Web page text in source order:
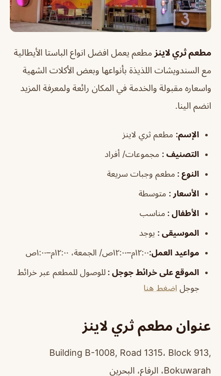
مطعم ثري لاينز مطعم يعمل افضل انواع الباستا الأيطالية
مع السندويشات اللذيذة بأنواعها وبعض الأكلات الشهية
واسعاره مقبولة والخدمة في المكان رائعة ولمعرفة المزيد
انضم الينا.
الإسم: مطعم ثري لاينز
التصنيف : مجموعات/ أفراد
النوع : مطعم وجبات سريعة
الأسعار : متوسطة
الأطفال : مناسب
الموسيقى : يوجد
مواعيد العمل:١٢:٠٠م–١٢:٠٠ص/ الجمعة، ١٢:٠٠م–١:٠٠ص
الموقع على خرائط جوجل : للوصول للمطعم عبر خرائط
جوجل اضغط هنا
عنوان مطعم ثري لاينز
Building B-1008, Road 1315، Block 913,
Bokuwarah، الرفاع، البحرين